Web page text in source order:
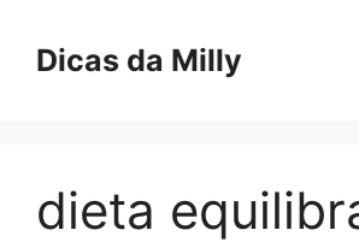
contentDicas da Milly
dieta